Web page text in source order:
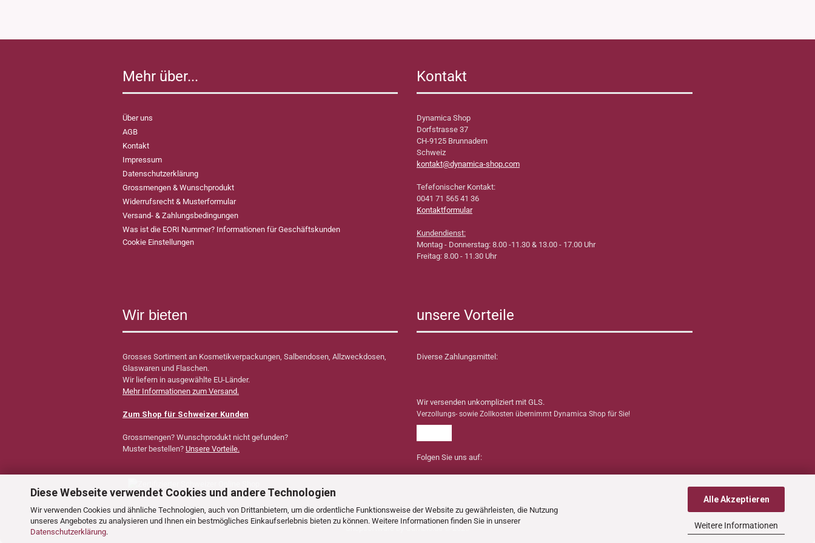
Diese Webseite verwendet Cookies und andere Technologien
Wir verwenden Cookies und ähnliche Technologien, auch von Drittanbietern, um die ordentliche Funktionsweise der Website zu gewährleisten, die Nutzung
unseres Angebotes zu analysieren und Ihnen ein bestmögliches Einkaufserlebnis bieten zu können. Weitere Informationen finden Sie in unserer
Datenschutzerklärung.
Alle Akzeptieren
Weitere Informationen
Mehr über...
Über uns
AGB
Kontakt
Impressum
Datenschutzerklärung
Grossmengen & Wunschprodukt
Widerrufsrecht & Musterformular
Versand- & Zahlungsbedingungen
Was ist die EORI Nummer? Informationen für Geschäftskunden
Cookie Einstellungen
Kontakt
Dynamica Shop
Dorfstrasse 37
CH-9125 Brunnadern
Schweiz
kontakt@dynamica-shop.com
Tefefonischer Kontakt:
0041 71 565 41 36
Kontaktformular
Kundendienst:
Montag - Donnerstag: 8.00 -11.30 & 13.00 - 17.00 Uhr
Freitag: 8.00 - 11.30 Uhr
Wir bieten
Grosses Sortiment an Kosmetikverpackungen, Salbendosen, Allzweckdosen,
Glaswaren und Flaschen.
Wir liefern in ausgewählte EU-Länder.
Mehr Informationen zum Versand.
Zum Shop für Schweizer Kunden
Grossmengen? Wunschprodukt nicht gefunden?
Muster bestellen? Unsere Vorteile.
unsere Vorteile
Diverse Zahlungsmittel:
Wir versenden unkompliziert mit GLS.
Verzollungs- sowie Zollkosten übernimmt Dynamica Shop für Sie!
Folgen Sie uns auf: